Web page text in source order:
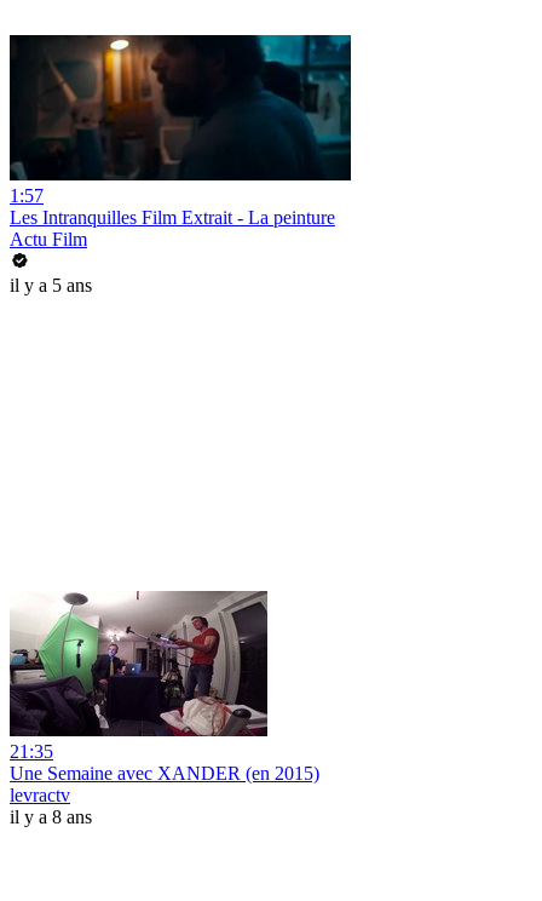
1:57
Les Intranquilles Film Extrait - La peinture
Actu Film
il y a 5 ans
21:35
Une Semaine avec XANDER (en 2015)
levractv
il y a 8 ans